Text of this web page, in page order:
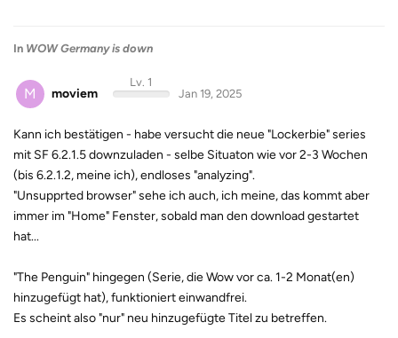
In WOW Germany is down
M moviem
Lv. 1
Jan 19, 2025
Kann ich bestätigen - habe versucht die neue "Lockerbie" series
mit SF 6.2.1.5 downzuladen - selbe Situaton wie vor 2-3 Wochen
(bis 6.2.1.2, meine ich), endloses "analyzing".
"Unsupprted browser" sehe ich auch, ich meine, das kommt aber
immer im "Home" Fenster, sobald man den download gestartet
hat...
"The Penguin" hingegen (Serie, die Wow vor ca. 1-2 Monat(en)
hinzugefügt hat), funktioniert einwandfrei.
Es scheint also "nur" neu hinzugefügte Titel zu betreffen.